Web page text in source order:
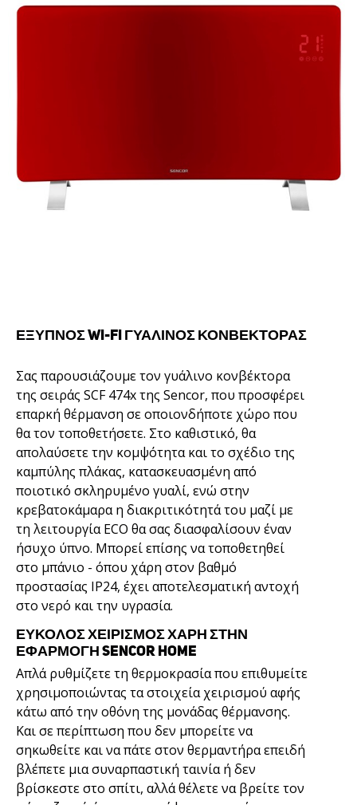
ΈΞΥΠΝΟΣ WI-FI ΓΥΆΛΙΝΟΣ ΚΟΝΒΈΚΤΟΡΑΣ
Σας παρουσιάζουμε τον γυάλινο κονβέκτορα
της σειράς SCF 474x της Sencor, που προσφέρει
επαρκή θέρμανση σε οποιονδήποτε χώρο που
θα τον τοποθετήσετε. Στο καθιστικό, θα
απολαύσετε την κομψότητα και το σχέδιο της
καμπύλης πλάκας, κατασκευασμένη από
ποιοτικό σκληρυμένο γυαλί, ενώ στην
κρεβατοκάμαρα η διακριτικότητά του μαζί με
τη λειτουργία ECO θα σας διασφαλίσουν έναν
ήσυχο ύπνο. Μπορεί επίσης να τοποθετηθεί
στο μπάνιο - όπου χάρη στον βαθμό
προστασίας IP24, έχει αποτελεσματική αντοχή
στο νερό και την υγρασία.
ΕΎΚΟΛΟΣ ΧΕΙΡΙΣΜΌΣ ΧΆΡΗ ΣΤΗΝ
ΕΦΑΡΜΟΓΉ SENCOR HOME
Απλά ρυθμίζετε τη θερμοκρασία που επιθυμείτε
χρησιμοποιώντας τα στοιχεία χειρισμού αφής
κάτω από την οθόνη της μονάδας θέρμανσης.
Και σε περίπτωση που δεν μπορείτε να
σηκωθείτε και να πάτε στον θερμαντήρα επειδή
βλέπετε μια συναρπαστική ταινία ή δεν
βρίσκεστε στο σπίτι, αλλά θέλετε να βρείτε τον